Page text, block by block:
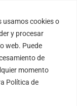
usamos cookies o
y procesar
web. Puede
de
momento
Política de